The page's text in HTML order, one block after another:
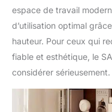
espace de travail
d’utilisation optimal
hauteur. Pour ceux qui
fiable et esthétique, le
considérer sérieusement.